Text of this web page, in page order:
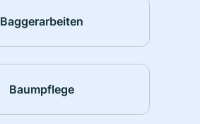
Baggerarbeiten
Baumpflege